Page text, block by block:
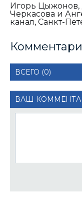
Игорь
Черкасова и
канал, Санкт-
ВСЕГО (0)
ВАШ